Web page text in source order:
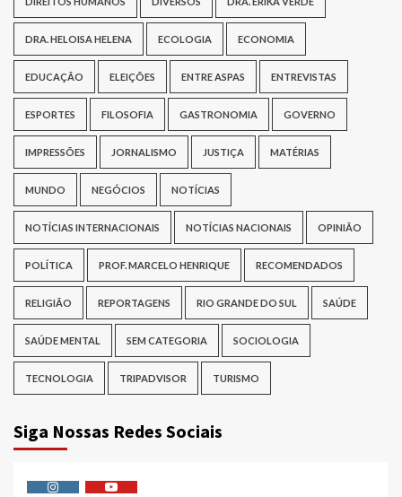
DRA. HELOISA HELENA ECOLOGIA ECONOMIA
EDUCAÇÃO ELEIÇÕES ENTRE ASPAS ENTREVISTAS
ESPORTES FILOSOFIA GASTRONOMIA GOVERNO
IMPRESSÕES JORNALISMO JUSTIÇA MATÉRIAS
MUNDO NEGÓCIOS NOTÍCIAS
NOTÍCIAS INTERNACIONAIS NOTÍCIAS NACIONAIS OPINIÃO
POLÍTICA PROF. MARCELO HENRIQUE RECOMENDADOS
RELIGIÃO REPORTAGENS RIO GRANDE DO SUL SAÚDE
SAÚDE MENTAL SEM CATEGORIA SOCIOLOGIA
TECNOLOGIA TRIPADVISOR TURISMO
Siga Nossas Redes Sociais